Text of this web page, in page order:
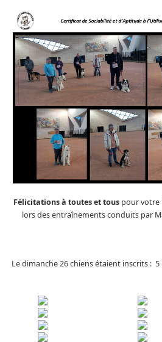
Félicitations à toutes et tous pour votre
lors des entraînements conduits par
Le dimanche 26 chiens étaient inscrits : 5